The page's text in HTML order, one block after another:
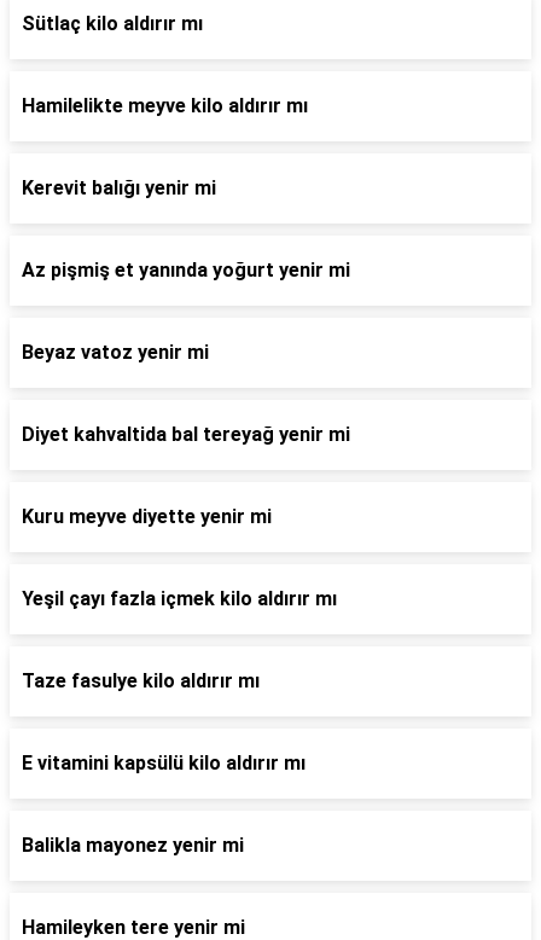
Sütlaç kilo aldırır mı
Hamilelikte meyve kilo aldırır mı
Kerevit balığı yenir mi
Az pişmiş et yanında yoğurt yenir mi
Beyaz vatoz yenir mi
Diyet kahvaltida bal tereyağ yenir mi
Kuru meyve diyette yenir mi
Yeşil çayı fazla içmek kilo aldırır mı
Taze fasulye kilo aldırır mı
E vitamini kapsülü kilo aldırır mı
Balikla mayonez yenir mi
Hamileyken tere yenir mi